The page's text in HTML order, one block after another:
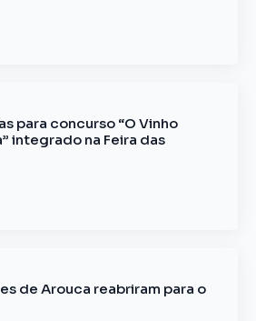
para concurso “O Vinho
integrado na Feira das
de Arouca reabriram para o